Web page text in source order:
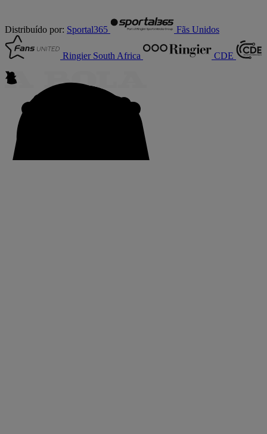
Distribuído por: Sportal365 Fãs Unidos
Ringier South Africa CDE